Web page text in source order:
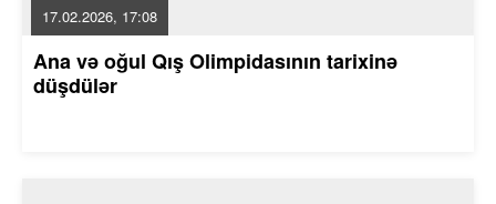
17.02.2026, 17:08
Ana və oğul Qış Olimpidasının tarixinə
düşdülər